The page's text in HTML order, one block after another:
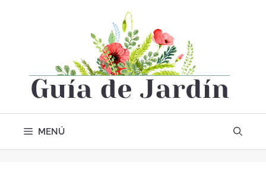
MENÚ